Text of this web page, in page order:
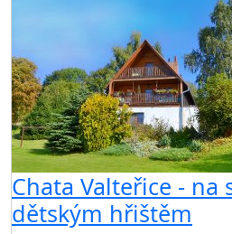
Chata Valteřice - na
dětským hřištěm